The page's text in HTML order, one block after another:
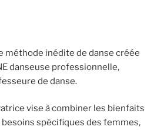
méthode inédite de danse créée
danseuse professionnelle,
de danse.
vise à combiner les bienfaits
besoins spécifiques des femmes,